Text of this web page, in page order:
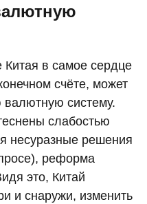
Китая в самое сердце
счёте, может
систему.
слабостью
несуразные решения
реформа
это, Китай
и снаружи, изменить